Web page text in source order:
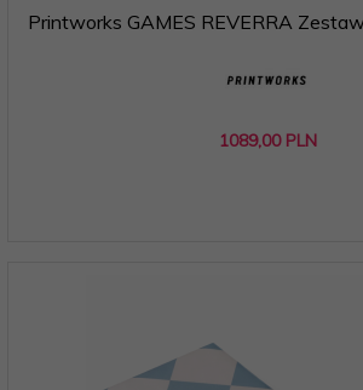
Printworks GAMES REVERRA
1089,00 PLN